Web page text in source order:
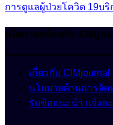
การดูแลผู้ป่วยโควิด 19บริ
นโยบายเกี่ยวกับ
เกี่ยวกับ CIMjournal
นโยบายด้านการจั
รับข้อแนะนำ แจ้งล